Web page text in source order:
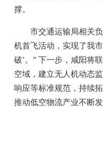
撑。
市交通运输局相关负
机首飞活动，实现了我
破’。” 下一步，咸阳将
空域，建立无人机动态
响应等标准规范，持续
推动低空物流产业不断发